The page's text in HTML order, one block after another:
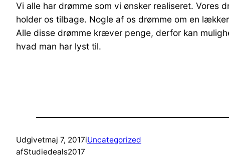
Vi alle har drømme som vi ønsker realiseret.
holder os tilbage. Nogle af os drømme om en
Alle disse drømme kræver penge, derfor kan
hvad man har lyst til.
Udgivetmaj 7, 2017iUncategorized
afStudiedeals2017